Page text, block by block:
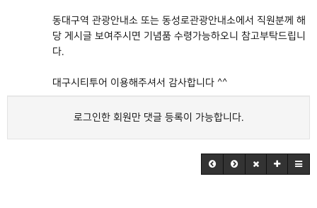
동대구역 관광안내소 또는 동성로관광안내소에서 직원분께 해
당 게시글 보여주시면 기념품 수령가능하오니 참고부탁드립니
다.
대구시티투어 이용해주셔서 감사합니다 ^^
로그인한 회원만 댓글 등록이 가능합니다.